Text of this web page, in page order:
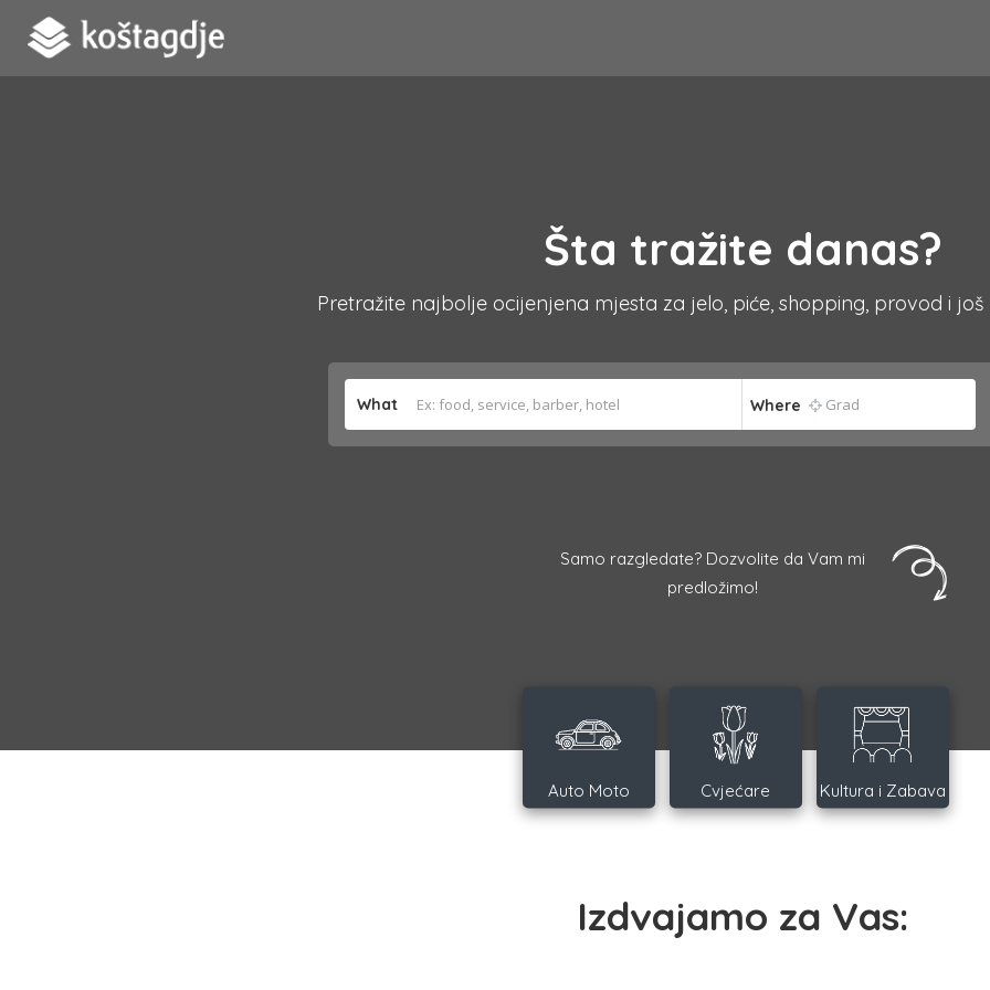
Šta tražite danas?
Pretražite najbolje ocijenjena mjesta za jelo, piće, shopping, provod i još
What Where
Samo razgledate? Dozvolite da Vam mi
predložimo!
Auto Moto Cvjećare Kultura i Zabava
Izdvajamo za Vas: